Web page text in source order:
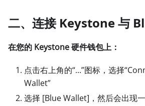
二、连接 Keystone 与
在您的 Keystone 硬件钱包上：
点击右上角的“...”图标，选择
Wallet”
选择 [Blue Wallet] ，然后会出现